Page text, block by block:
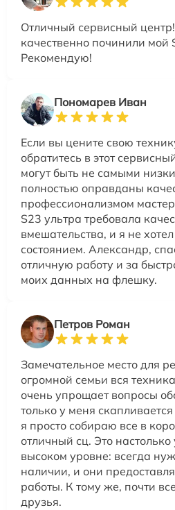
Отличный сервисный
качественно починили мой
Рекомендую!
Пономарев Иван
Если вы цените свою
обратитесь в этот
могут быть не самыми
полностью оправданы
профессионализмом
S23 ультра требовала
вмешательства, и я не
состоянием. Александр,
отличную работу и за
моих данных на флешку.
Петров Роман
Замечательное место для
огромной семьи вся
очень упрощает вопросы
только у меня
я просто собираю все в
отличный сц. Это
высоком уровне: всегда
наличии, и они
работы. К тому же, почти
друзья.